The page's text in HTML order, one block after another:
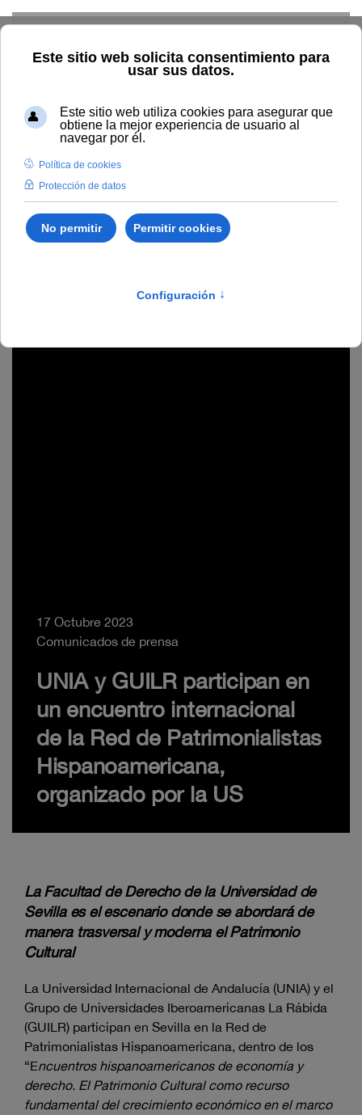
17 Octubre 2023
Comunicados de prensa
UNIA y GUILR participan en
un encuentro internacional
de la Red de Patrimonialistas
Hispanoamericana,
organizado por la US
La Facultad de Derecho de la Universidad de
Sevilla es el escenario donde se abordará de
manera trasversal y moderna el Patrimonio
Cultural
La Universidad Internacional de Andalucía (UNIA) y el
Grupo de Universidades Iberoamericanas La Rábida
(GUILR) participan en Sevilla en la Red de
Patrimonialistas Hispanoamericana, dentro de los
“Encuentros hispanoamericanos de economía y
derecho. El Patrimonio Cultural como recurso
fundamental del crecimiento económico en el marco